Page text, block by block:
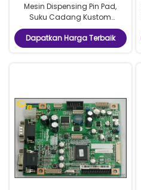
Mesin Dispensing Pin Pad,
Suku Cadang Kustom
Hyosung 7310000695 P / N
Generik / Kondisi Diperbaharui
Dapatkan Harga Terbaik